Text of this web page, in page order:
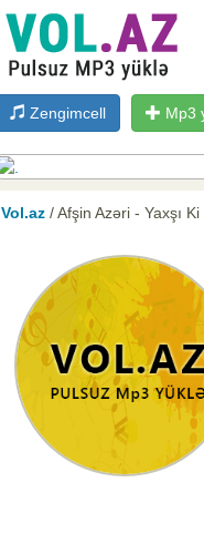
Zengimcell Mp3
Vol.az / Afşin Azəri - Yaxşı